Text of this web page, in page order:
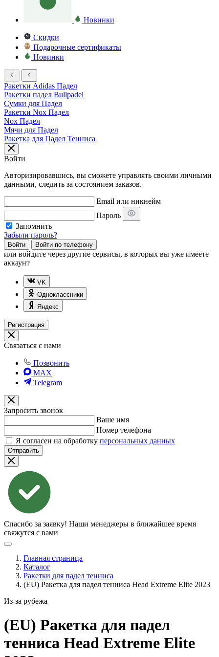
Новинки
Скидки
Подарочные сертификаты
Новинки
Ракетки Adidas Падел
Ракетки падел Bullpadel
Сумки для Падел
Ракетки Nox Падел
Nox Падел
Мячи для Падел
Ракетка для Падел Тенниса
Войти
Авторизировавшись, вы сможете управлять своими личными
данными, следить за состоянием заказов.
Email или никнейм
Пароль
Запомнить
Забыли пароль?
Войти Войти по телефону
или войдите через другие сервисы, в которых вы уже имеете
аккаунт
VK
Одноклассники
Яндекс
Регистрация
Связаться с нами
Позвонить
MAX
Telegram
Запросить звонок
Ваше имя
Номер телефона
Я согласен на обработку персональных данных
Отправить
Спасибо за заявку! Наши менеджеры в ближайшее время
свяжутся с вами
Главная страница
Каталог
Ракетки для падел тенниса
(EU) Ракетка для падел тенниса Head Extreme Elite 2023
Из-за рубежа
(EU) Ракетка для падел
тенниса Head Extreme Elite